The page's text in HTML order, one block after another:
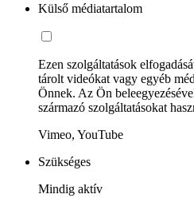
Külső médiatartalom
Ezen szolgáltatások
tárolt videókat vagy egyéb
Önnek. Az Ön
származó szolgáltatásokat
Vimeo, YouTube
Szükséges
Mindig aktív